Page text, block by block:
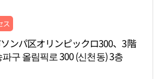
ス
ンパ区オリンピックロ300、3階
구 올림픽로 300 (신천동) 3층